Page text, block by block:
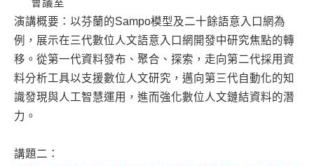
會議室
演講概要：以芬蘭的Sampo模型及二十餘語意入口網為
例，展示在三代數位人文語意入口網開發中研究焦點的轉
移。從第一代資料發布、聚合、探索，走向第二代採用資
料分析工具以支援數位人文研究，邁向第三代自動化的知
識發現與人工智慧運用，進而強化數位人文鏈結資料的潛
力。
講題二：